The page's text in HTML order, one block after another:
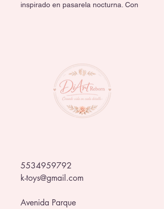
inspirado en pasarela nocturna. Con
darle un toque único a tu colección.✨
5534959792
k-toys@gmail.com
Avenida Parque